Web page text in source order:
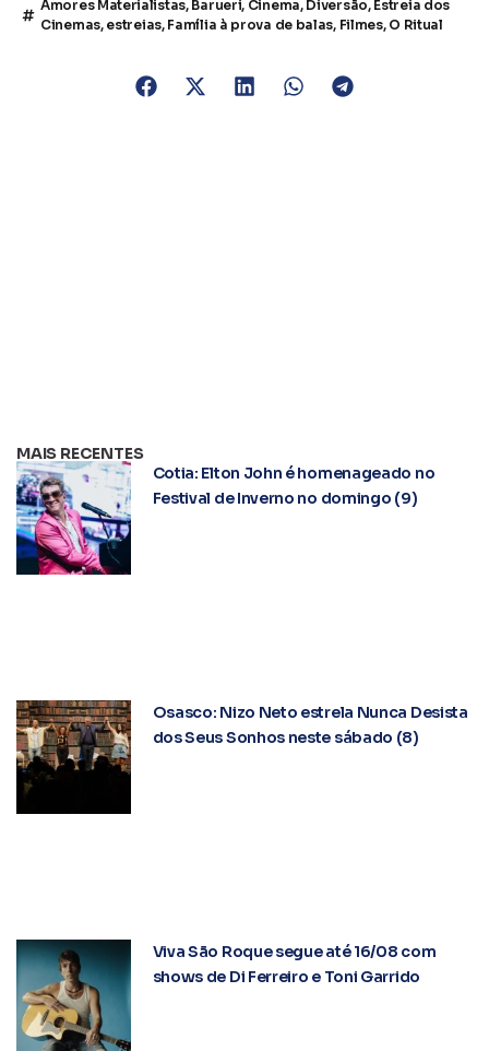
Amores Materialistas, Barueri, Cinema, Diversão, Estreia dos
Cinemas, estreias, Família à prova de balas, Filmes, O Ritual
MAIS RECENTES
Cotia: Elton John é homenageado no
Festival de Inverno no domingo (9)
Osasco: Nizo Neto estrela Nunca Desista
dos Seus Sonhos neste sábado (8)
Viva São Roque segue até 16/08 com
shows de Di Ferreiro e Toni Garrido